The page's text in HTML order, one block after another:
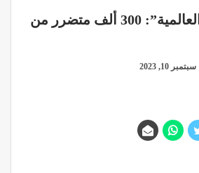
“منظمة الصحة العالمية”: 300 ألف متضرر من
سبتمبر 10, 2023